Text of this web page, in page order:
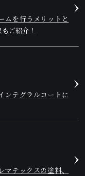
ムを行うメリットと
ご紹介！
ンテグラルコートに
テックスの塗料、